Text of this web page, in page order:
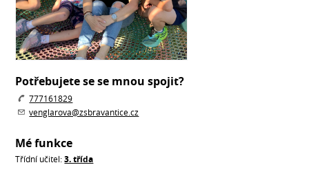
Potřebujete se se mnou spojit?
777161829
venglarova@zsbravantice.cz
Mé funkce
Třídní učitel:3. třída